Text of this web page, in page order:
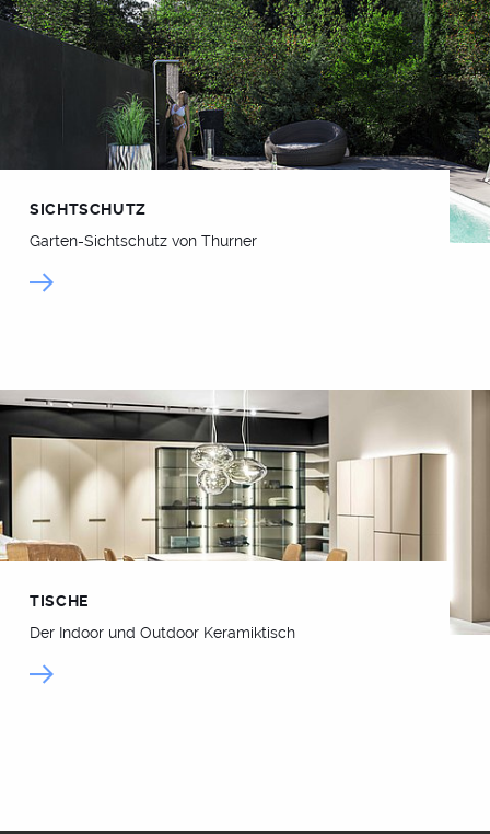
SICHTSCHUTZ
Garten-Sichtschutz von Thurner
TISCHE
Der Indoor und Outdoor Keramiktisch